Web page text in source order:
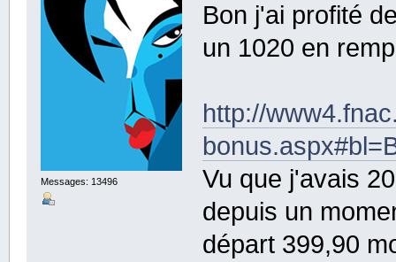
Messages: 13496
Bon j'ai profité
un 1020 en
http://
Vu que j'avais
depuis un
départ 399,90